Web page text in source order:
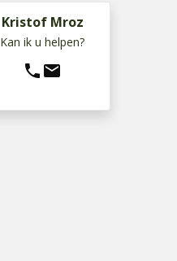
Kristof Mroz
Kan ik u helpen?
phone mail